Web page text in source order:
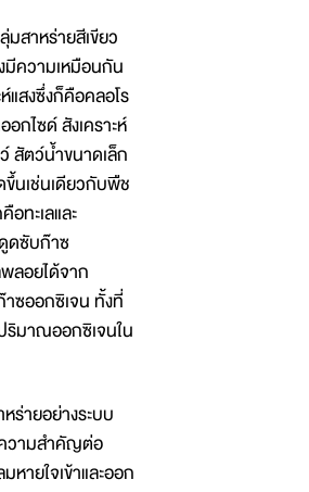
สาหร่ายสีเขียว
ความเหมือนกัน
แสงซึ่งก็คือคลอโร
กไซด์ สังเคราะห์
สัตว์น้ำขนาดเล็ก
นเช่นเดียวกับพืช
ทะเลและ
ดซับก๊าซ
ลอยได้จาก
าซออกซิเจน ทั้งที่
ริมาณออกซิเจนใน
ายอย่างระบบ
ความสำคัญต่อ
ายใจเข้าและออก